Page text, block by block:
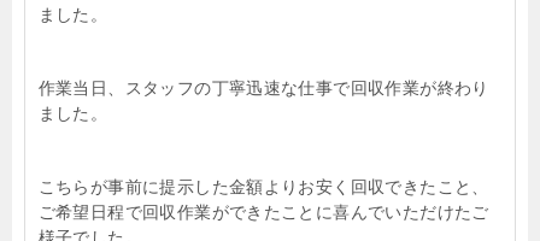
ました。
作業当日、スタッフの丁寧迅速な仕事で回収作業が終わり
ました。
こちらが事前に提示した金額よりお安く回収できたこと、
ご希望日程で回収作業ができたことに喜んでいただけたご
様子でした。